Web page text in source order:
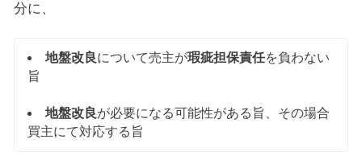
分に、
地盤改良について売主が瑕疵担保責任を負わない
旨
地盤改良が必要になる可能性がある旨、その場合
買主にて対応する旨